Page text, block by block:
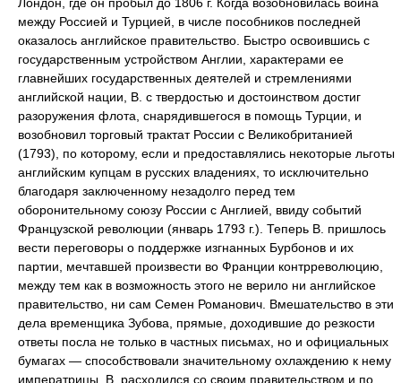
между Россией и Турцией, в числе пособников последней
оказалось английское правительство. Быстро освоившись с
государственным устройством Англии, характерами ее
главнейших государственных деятелей и стремлениями
английской нации, В. с твердостью и достоинством достиг
разоружения флота, снарядившегося в помощь Турции, и
возобновил торговый трактат России с Великобританией
(1793), по которому, если и предоставлялись некоторые льготы
английским купцам в русских владениях, то исключительно
благодаря заключенному незадолго перед тем
оборонительному союзу России с Англией, ввиду событий
Французской революции (январь 1793 г.). Теперь В. пришлось
вести переговоры о поддержке изгнанных Бурбонов и их
партии, мечтавшей произвести во Франции контрреволюцию,
между тем как в возможность этого не верило ни английское
правительство, ни сам Семен Романович. Вмешательство в эти
дела временщика Зубова, прямые, доходившие до резкости
ответы посла не только в частных письмах, но и официальных
бумагах — способствовали значительному охлаждению к нему
императрицы. В. расходился со своим правительством и по